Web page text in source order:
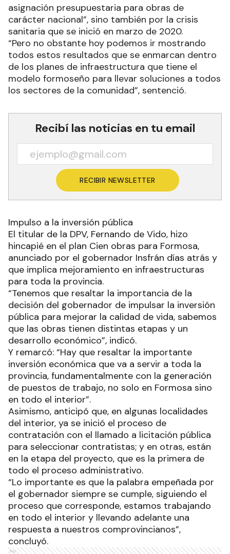
asignación presupuestaria para obras de
carácter nacional”, sino también por la crisis
sanitaria que se inició en marzo de 2020.
“Pero no obstante hoy podemos ir mostrando
todos estos resultados que se enmarcan dentro
de los planes de infraestructura que tiene el
modelo formoseño para llevar soluciones a todos
los sectores de la comunidad”, sentenció.
Recibí las noticias en tu email
RECIBIR NEWSLETTER
Impulso a la inversión pública
El titular de la DPV, Fernando de Vido, hizo
hincapié en el plan Cien obras para Formosa,
anunciado por el gobernador Insfrán días atrás y
que implica mejoramiento en infraestructuras
para toda la provincia.
“Tenemos que resaltar la importancia de la
decisión del gobernador de impulsar la inversión
pública para mejorar la calidad de vida, sabemos
que las obras tienen distintas etapas y un
desarrollo económico”, indicó.
Y remarcó: “Hay que resaltar la importante
inversión económica que va a servir a toda la
provincia, fundamentalmente con la generación
de puestos de trabajo, no solo en Formosa sino
en todo el interior”.
Asimismo, anticipó que, en algunas localidades
del interior, ya se inició el proceso de
contratación con el llamado a licitación pública
para seleccionar contratistas; y en otras, están
en la etapa del proyecto, que es la primera de
todo el proceso administrativo.
“Lo importante es que la palabra empeñada por
el gobernador siempre se cumple, siguiendo el
proceso que corresponde, estamos trabajando
en todo el interior y llevando adelante una
respuesta a nuestros comprovincianos”,
concluyó.
Ads